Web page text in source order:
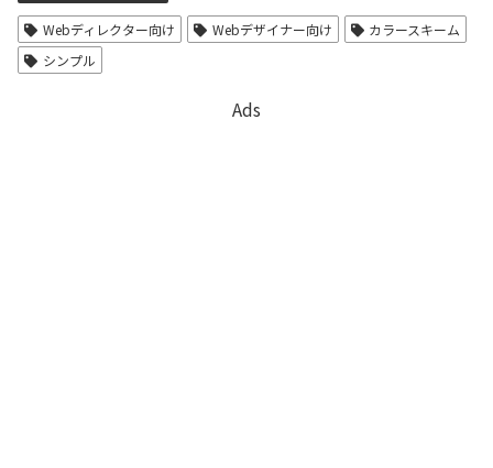
Webディレクター向け Webデザイナー向け
カラースキーム
シンプル
Ads